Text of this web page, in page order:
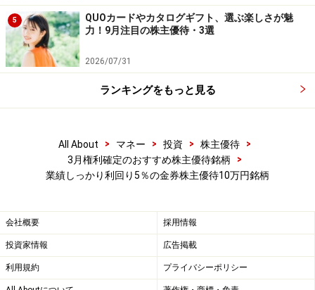
【編集部からのお知らせ】
・「家計」について、アンケート（2026/8/31まで）
中です！
※抽選で20名にAmazonギフト券1000円分プレゼント
※謝礼付きの限定アンケートやモニター企画に参加が可能に
5
QUOカードやカタログギフト、選ぶ楽しさが魅
力！9月注目の株主優待・3選
2026/07/31
ランキングをもっと見る
All About > マネー > 投資 > 株主優待
>
3月権利確定のおすすめ株主優待銘柄
>
業績しっかり利回り5％の金券株主優待10万円銘柄
会社概要 採用情報
投資家情報 広告掲載
利用規約 プライバシーポリシー